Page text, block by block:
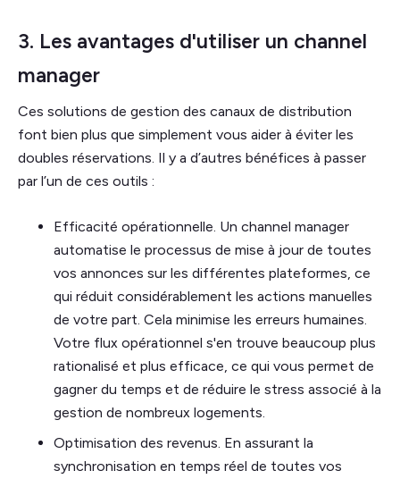
3. Les avantages d'utiliser un channel
manager
Ces solutions de gestion des canaux de distribution
font bien plus que simplement vous aider à éviter les
doubles réservations. Il y a d’autres bénéfices à passer
par l’un de ces outils :
Efficacité opérationnelle. Un channel manager
automatise le processus de mise à jour de toutes
vos annonces sur les différentes plateformes, ce
qui réduit considérablement les actions manuelles
de votre part. Cela minimise les erreurs humaines.
Votre flux opérationnel s'en trouve beaucoup plus
rationalisé et plus efficace, ce qui vous permet de
gagner du temps et de réduire le stress associé à la
gestion de nombreux logements.
Optimisation des revenus. En assurant la
synchronisation en temps réel de toutes vos